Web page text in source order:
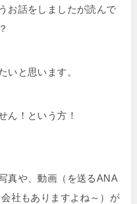
お話をしましたが読んで
いと思います。
ん！という方！
真や、動画（を送るANA
社もありますよね～）が